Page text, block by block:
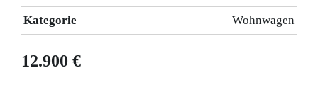
Kategorie Wohnwagen
12.900 €